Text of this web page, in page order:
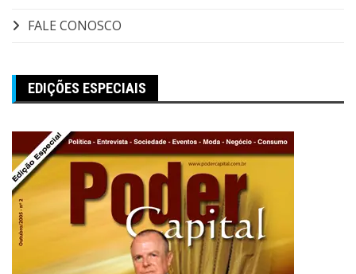
FALE CONOSCO
EDIÇÕES ESPECIAIS